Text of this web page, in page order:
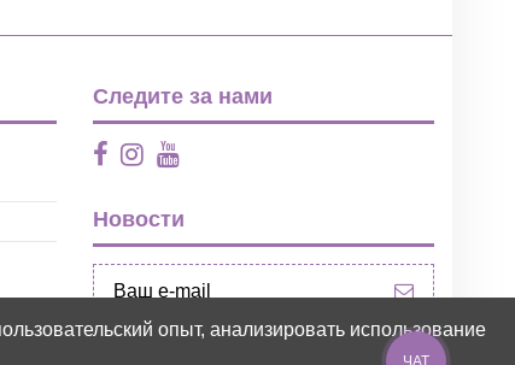
Следите за нами
Новости
опыт, анализировать использование
ЧАТ